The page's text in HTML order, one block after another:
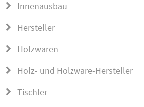
Innenausbau
Hersteller
Holzwaren
Holz- und Holzware-Hersteller
Tischler